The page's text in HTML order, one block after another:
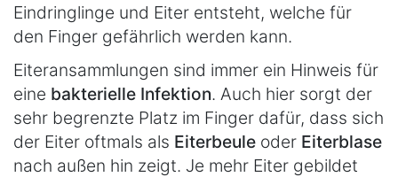
Eindringlinge und Eiter entsteht, welche für
den Finger gefährlich werden kann.
Eiteransammlungen sind immer ein Hinweis für
eine bakterielle Infektion. Auch hier sorgt der
sehr begrenzte Platz im Finger dafür, dass sich
der Eiter oftmals als Eiterbeule oder Eiterblase
nach außen hin zeigt. Je mehr Eiter gebildet